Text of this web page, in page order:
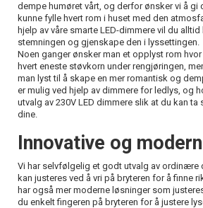
dempe humøret vårt, og derfor ønsker vi å gi
kunne fylle hvert rom i huset med den
hjelp av våre smarte LED-dimmere vil du
stemningen og gjenskape den i lyssettingen.
Noen ganger ønsker man et opplyst rom
hvert eneste støvkorn under rengjøringen,
man lyst til å skape en mer romantisk og
er mulig ved hjelp av dimmere for ledlys, og
utvalg av 230V LED dimmere slik at du kan ta
dine.
Innovative og
Vi har selvfølgelig et godt utvalg av ordinære
kan justeres ved å vri på bryteren for å finne
har også mer moderne løsninger som
du enkelt fingeren på bryteren for å justere